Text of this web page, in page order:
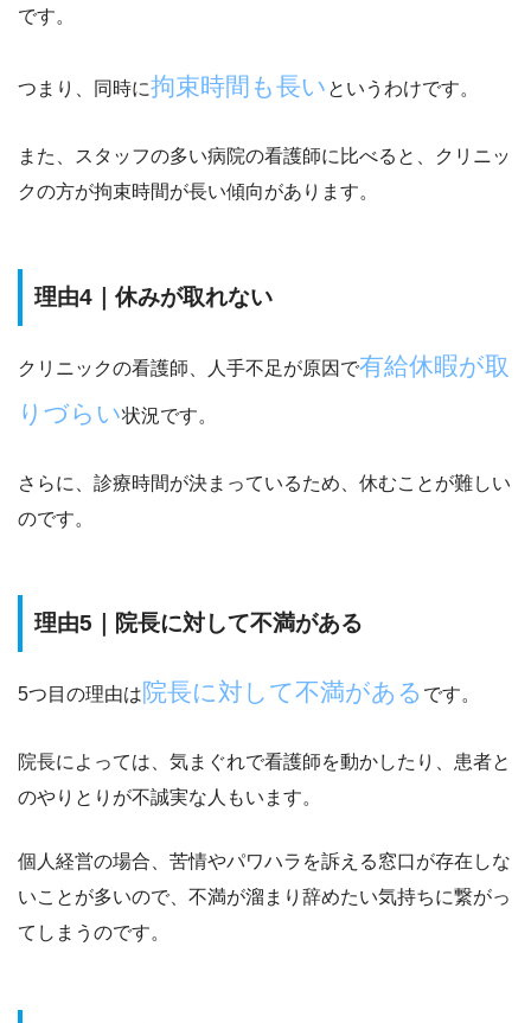
です。
つまり、同時に拘束時間も長い というわけです。
また、スタッフの多い病院の看護師に比べると、クリニッ
クの方が拘束時間が長い傾向があります。
理由4｜休みが取れない
クリニックの看護師、人手不足が原因で有給休暇が取
りづらい状況です。
さらに、診療時間が決まっているため、休むことが難しい
のです。
理由5｜院長に対して不満がある
5つ目の理由は院長に対して不満がある です。
院長によっては、気まぐれで看護師を動かしたり、患者と
のやりとりが不誠実な人もいます。
個人経営の場合、苦情やパワハラを訴える窓口が存在しな
いことが多いので、不満が溜まり辞めたい気持ちに繋がっ
てしまうのです。